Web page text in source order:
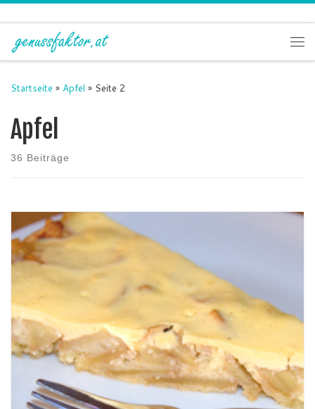
Zum Inhalt springen
Startseite » Apfel » Seite 2
Apfel
36 Beiträge